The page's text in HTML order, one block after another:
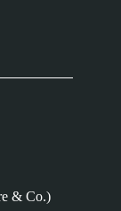
& Co.)